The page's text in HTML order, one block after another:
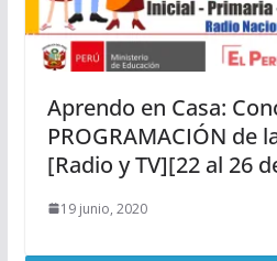
Aprendo en Casa:
PROGRAMACIÓN de
[Radio y TV][22 al 26
19 junio, 2020